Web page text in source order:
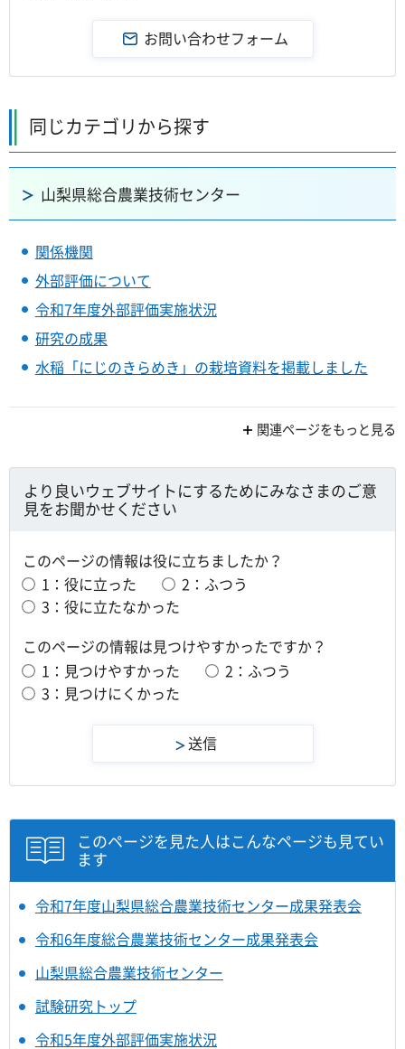
同じカテゴリから探す
山梨県総合農業技術センター
関係機関
外部評価について
令和7年度外部評価実施状況
研究の成果
水稲「にじのきらめき」の栽培資料を掲載しました
関連ページをもっと見る
より良いウェブサイトにするためにみなさまのご意
見をお聞かせください
このページの情報は役に立ちましたか？
1：役に立った
2：ふつう
3：役に立たなかった
このページの情報は見つけやすかったですか？
1：見つけやすかった
2：ふつう
3：見つけにくかった
このページを見た人はこんなページも見てい
ます
令和7年度山梨県総合農業技術センター成果発表会
令和6年度総合農業技術センター成果発表会
山梨県総合農業技術センター
試験研究トップ
令和5年度外部評価実施状況